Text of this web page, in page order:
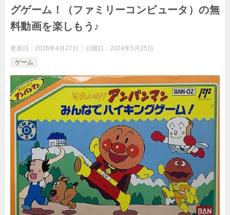
グゲーム！（ファミリーコンピュータ）の無
料動画を楽しもう♪
更新日： 2026年4月27日 公開日： 2024年5月25日
ゲーム